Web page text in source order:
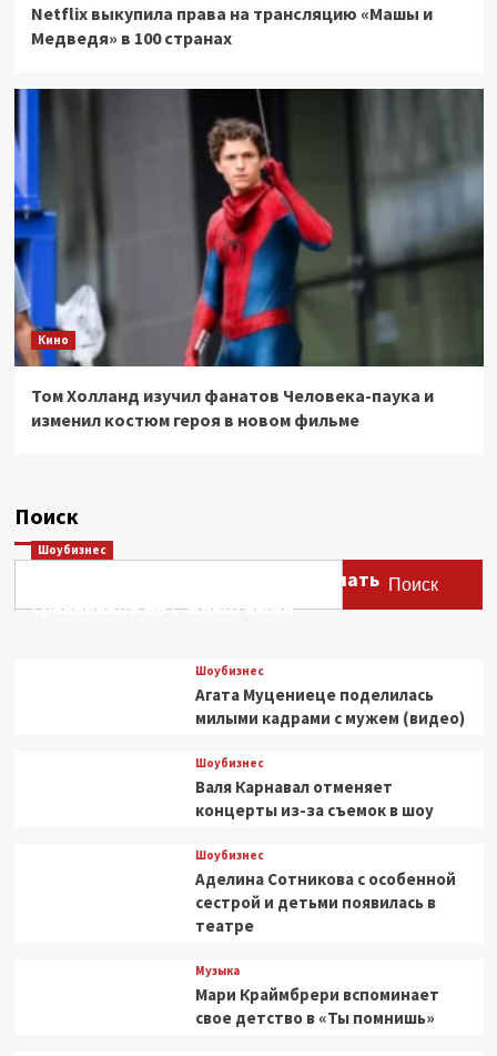
Netflix выкупила права на трансляцию «Машы и
Медведя» в 100 странах
Кино
Том Холланд изучил фанатов Человека-паука и
изменил костюм героя в новом фильме
Поиск
Поиск
Шоубизнес
Этери Тутберидзе заявила, что мать
сравнивала ее с животными
Шоубизнес
Агата Муцениеце поделилась
милыми кадрами с мужем (видео)
Шоубизнес
Валя Карнавал отменяет
концерты из-за съемок в шоу
Шоубизнес
Аделина Сотникова с особенной
сестрой и детьми появилась в
театре
Музыка
Мари Краймбрери вспоминает
свое детство в «Ты помнишь»